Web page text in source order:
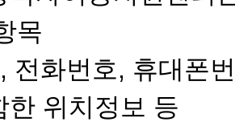
목
전화번호, 휴대폰
한 위치정보 등